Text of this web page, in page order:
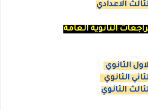
الاعدادي
الثانوية العامة
الثانوي
الثانوي
الثانوي